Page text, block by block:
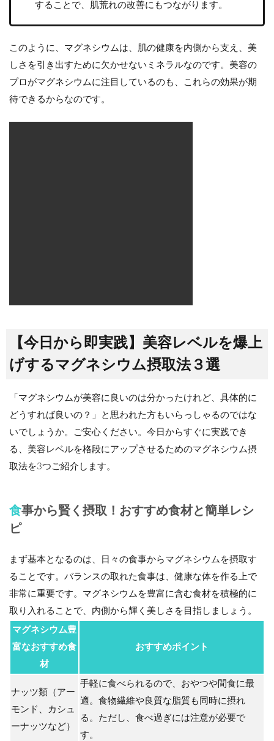
することで、肌荒れの改善にもつながります。
このように、マグネシウムは、肌の健康を内側から支え、美
しさを引き出すために欠かせないミネラルなのです。美容の
プロがマグネシウムに注目しているのも、これらの効果が期
待できるからなのです。
【今日から即実践】美容レベルを爆上
げするマグネシウム摂取法３選
「マグネシウムが美容に良いのは分かったけれど、具体的に
どうすれば良いの？」と思われた方もいらっしゃるのではな
いでしょうか。ご安心ください。今日からすぐに実践でき
る、美容レベルを格段にアップさせるためのマグネシウム摂
取法を3つご紹介します。
食事から賢く摂取！おすすめ食材と簡単レシ
ピ
まず基本となるのは、日々の食事からマグネシウムを摂取す
ることです。バランスの取れた食事は、健康な体を作る上で
非常に重要です。マグネシウムを豊富に含む食材を積極的に
取り入れることで、内側から輝く美しさを目指しましょう。
マグネシウム豊
富なおすすめ食
材
おすすめポイント
ナッツ類 （アー
モンド、カシュ
ーナッツなど）
手軽に食べられるので、おやつや間食に最
適。食物繊維や良質な脂質も同時に摂れ
る。ただし、食べ過ぎには注意が必要で
す。